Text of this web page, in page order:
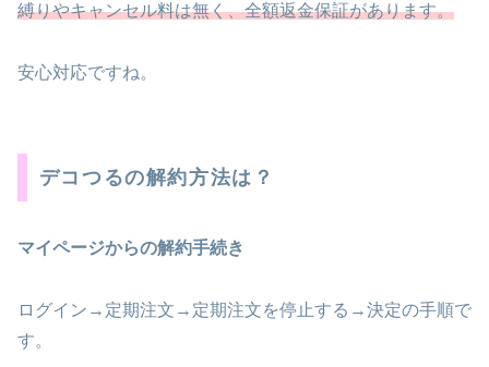
縛りやキャンセル料は無く、全額返金保証があります。
安心対応ですね。
デコつるの解約方法は？
マイページからの解約手続き
ログイン→定期注文→定期注文を停止する→決定の手順で
す。